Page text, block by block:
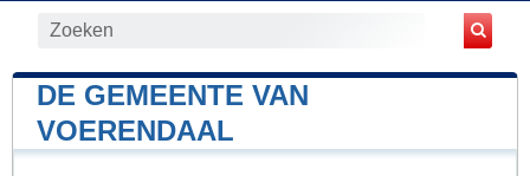
DE GEMEENTE VAN
VOERENDAAL